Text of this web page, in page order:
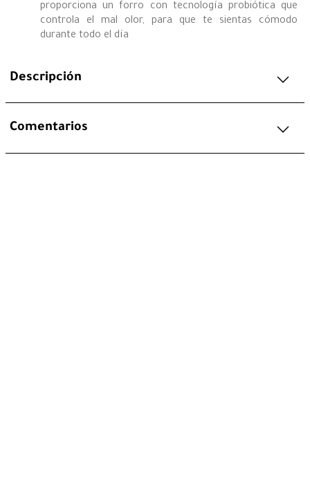
proporciona un forro con tecnología probiótica que
controla el mal olor, para que te sientas cómodo
durante todo el día
Descripción
Comentarios